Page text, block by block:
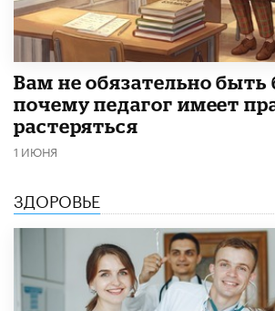
​Вам не обязательно быть
почему педагог имеет
растеряться
1 ИЮНЯ
ЗДОРОВЬЕ